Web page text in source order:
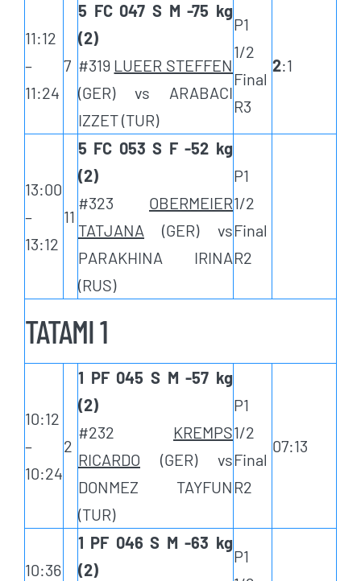
11:12
–
11:24
7
5 FC 047 S M -75 kg
(2)
#319 LUEER STEFFEN
(GER) vs ARABACI
IZZET (TUR)
P1
1/2
Final
R3
2:1
13:00
–
13:12
11
5 FC 053 S F -52 kg
(2)
#323 OBERMEIER
TATJANA (GER) vs
PARAKHINA IRINA
(RUS)
P1
1/2
Final
R2
TATAMI 1
10:12
–
10:24
2
1 PF 045 S M -57 kg
(2)
#232 KREMPS
RICARDO (GER) vs
DONMEZ TAYFUN
(TUR)
P1
1/2
Final
R2
07:13
10:36
1 PF 046 S M -63 kg
(2)
P1